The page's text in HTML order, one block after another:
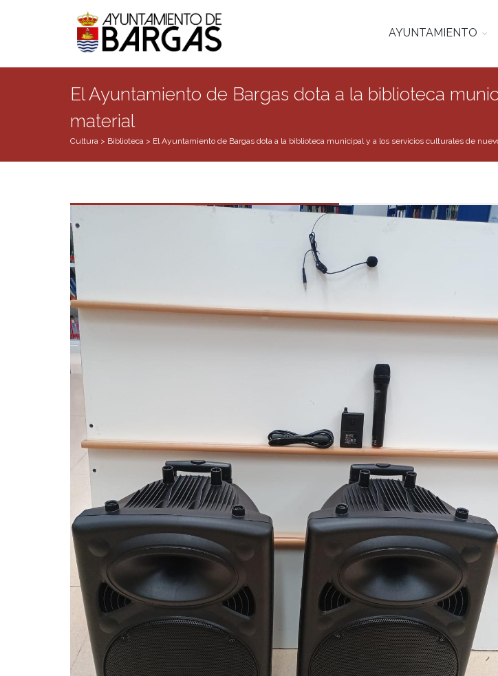
AYUNTAMIENTO
El Ayuntamiento de Bargas dota a la biblioteca
material
Cultura > Biblioteca > El Ayuntamiento de Bargas dota a la biblioteca municipal y a los servicios culturales de